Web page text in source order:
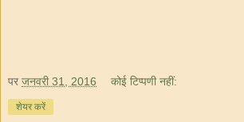
पर जनवरी 31, 2016 कोई टिप्पणी नहीं:
शेयर करें